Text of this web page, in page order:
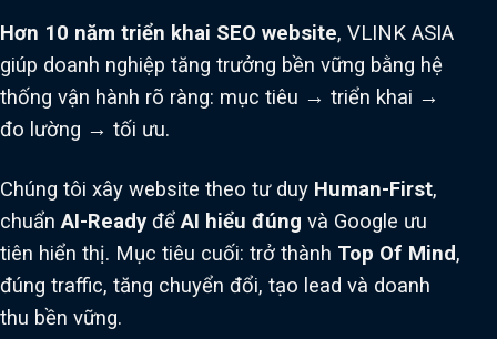
Hơn 10 năm triển khai SEO website, VLINK ASIA
giúp doanh nghiệp tăng trưởng bền vững bằng hệ
thống vận hành rõ ràng: mục tiêu → triển khai →
đo lường → tối ưu.
Chúng tôi xây website theo tư duy Human-First,
chuẩnAI-Ready đểAI hiểu đúng và Google ưu
tiên hiển thị. Mục tiêu cuối: trở thành Top Of Mind,
đúng traffic, tăng chuyển đổi, tạo lead và doanh
thu bền vững.